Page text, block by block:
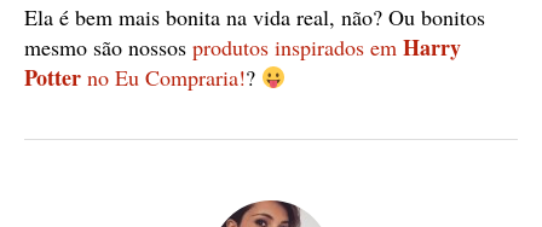
Ela é bem mais bonita na vida real, não? Ou bonitos
mesmo são nossos produtos inspirados em Harry
Potter no Eu Compraria!?